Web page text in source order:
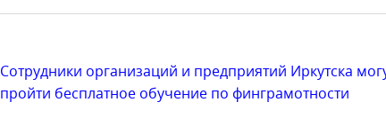
Сотрудники организаций и предприятий Иркутска
пройти бесплатное обучение по финграмотности